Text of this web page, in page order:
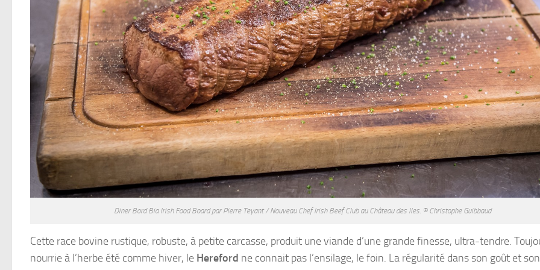
Diner Bord Bia Irish Food Board par Pierre Teyant / Nouveau Chef Irish Beef Club au Château des Iles. © Christophe Guibbaud
Cette race bovine rustique, robuste, à petite carcasse, produit une viande d’une grande finesse, ultra-tendre.
nourrie à l’herbe été comme hiver, le Hereford ne connait pas l’ensilage, le foin. La régularité dans son goût et son